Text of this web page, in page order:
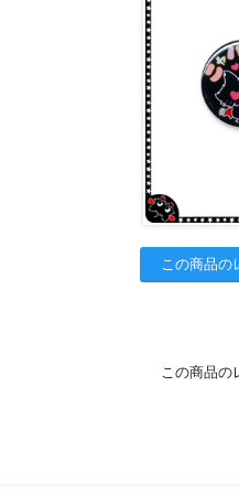
この商品の
この商品の